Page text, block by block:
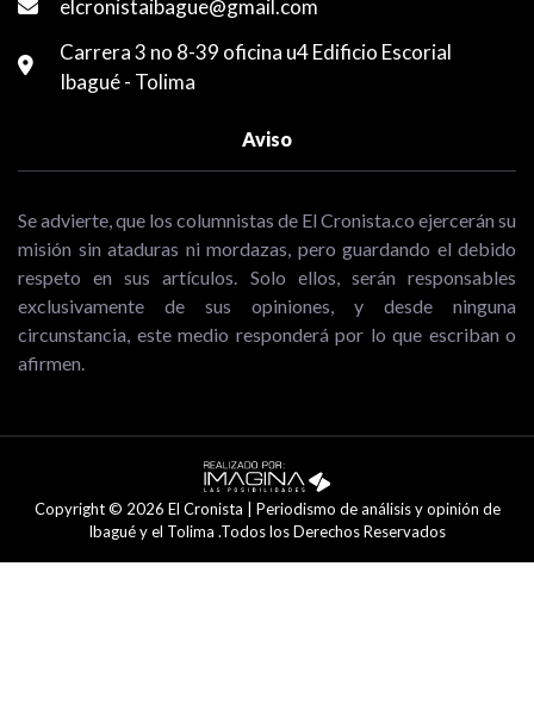
elcronistaibague@gmail.com
Carrera 3 no 8-39 oficina u4 Edificio Escorial
Ibagué - Tolima
Aviso
Se advierte, que los columnistas de El Cronista.co ejercerán su
misión sin ataduras ni mordazas, pero guardando el debido
respeto en sus artículos. Solo ellos, serán responsables
exclusivamente de sus opiniones, y desde ninguna
circunstancia, este medio responderá por lo que escriban o
afirmen.
Copyright © 2026 El Cronista | Periodismo de análisis y opinión de
Ibagué y el Tolima .Todos los Derechos Reservados